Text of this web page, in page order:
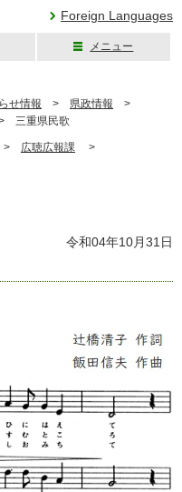
Foreign Languages
メニュー
せ情報 > 県政情報 >
三重県民歌
広聴広報課 >
令和04年10月31日